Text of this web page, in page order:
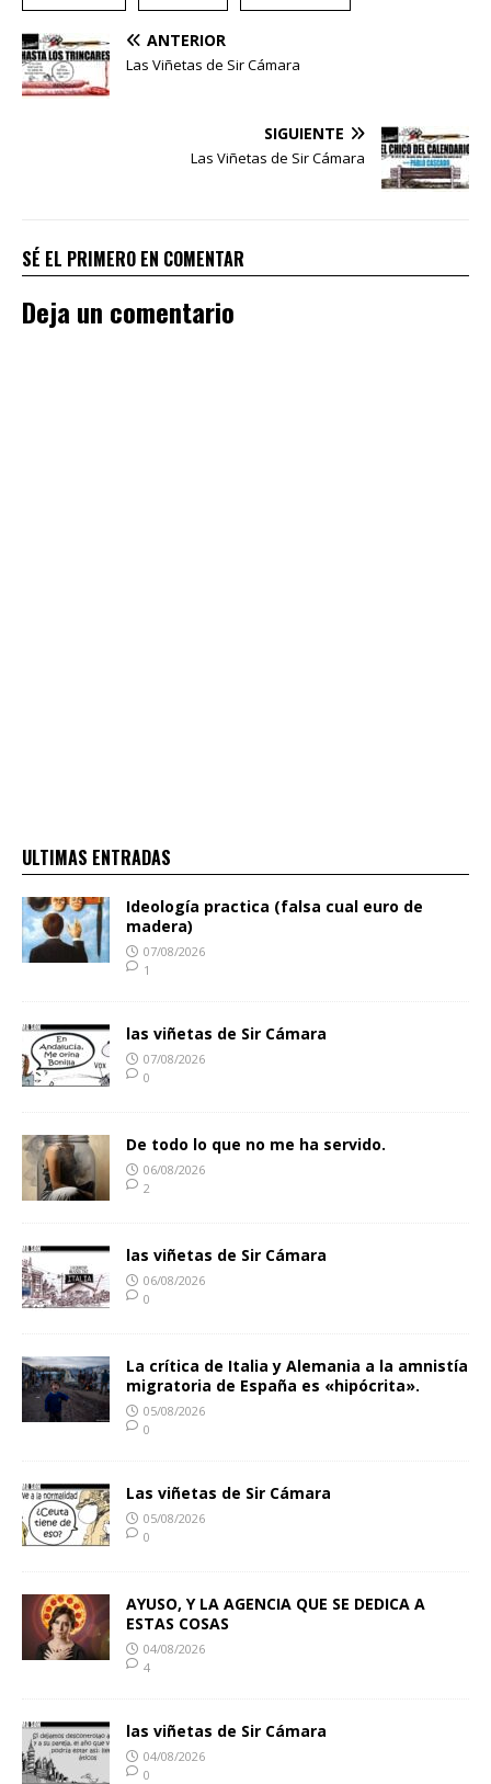
ANTERIOR
Las Viñetas de Sir Cámara
SIGUIENTE
Las Viñetas de Sir Cámara
SÉ EL PRIMERO EN COMENTAR
Deja un comentario
ULTIMAS ENTRADAS
Ideología practica (falsa cual euro de
madera)
07/08/2026
1
las viñetas de Sir Cámara
07/08/2026
0
De todo lo que no me ha servido.
06/08/2026
2
las viñetas de Sir Cámara
06/08/2026
0
La crítica de Italia y Alemania a la amnistía
migratoria de España es «hipócrita».
05/08/2026
0
Las viñetas de Sir Cámara
05/08/2026
0
AYUSO, Y LA AGENCIA QUE SE DEDICA A
ESTAS COSAS
04/08/2026
4
las viñetas de Sir Cámara
04/08/2026
0